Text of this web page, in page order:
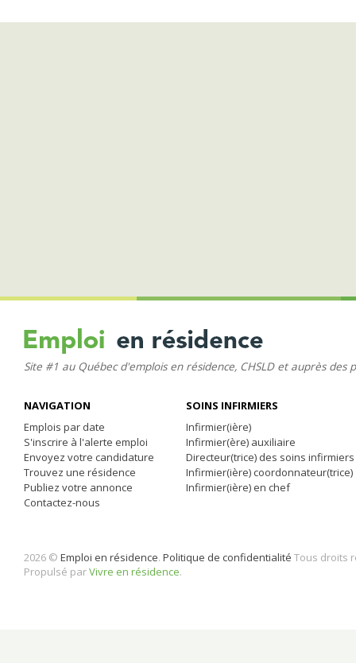
Site #1 au Québec d'emplois en résidence, CHSLD et auprès des
NAVIGATION
Emplois par date
S'inscrire à l'alerte emploi
Envoyez votre candidature
Trouvez une résidence
Publiez votre annonce
Contactez-nous
SOINS INFIRMIERS
Infirmier(ière)
Infirmier(ère) auxiliaire
Directeur(trice) des soins infirmiers
Infirmier(ière) coordonnateur(trice)
Infirmier(ière) en chef
2026 © Emploi en résidence. Politique de confidentialité Tous droits
Propulsé parVivre en résidence.